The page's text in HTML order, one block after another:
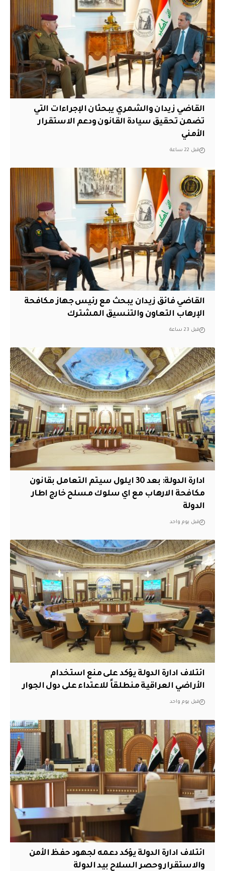
القاضي زيدان والشمري يبحثان الإجراءات التي
تضمن تحقيق سيادة القانون ودعم الاستقرار
الأمني
قبل 22 ساعة
القاضي فائق زيدان يبحث مع رئيس جهاز مكافحة
الإرهاب التعاون والتنسيق المشترك
قبل 23 ساعة
ادارة الدولة: بعد 30 ايلول سيتم التعامل بقانون
مكافحة الارهاب مع اي سلوك مسلح خارج اطار
الدولة
قبل يوم واحد
ائتلاف ادارة الدولة يؤكد على منع استخدام
الأراضي العراقية منطلقاً للاعتداء على دول الجوار
قبل يوم واحد
ائتلاف ادارة الدولة يؤكد دعمه لجهود حفظ الأمن
والاستقرار وحصر السلاح بيد الدولة